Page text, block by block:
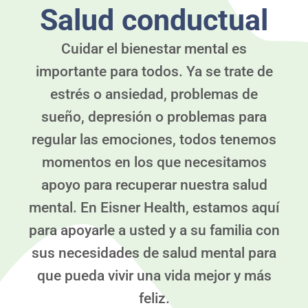
Salud conductual
Cuidar el bienestar mental es
importante para todos. Ya se trate de
estrés o ansiedad, problemas de
sueño, depresión o problemas para
regular las emociones, todos tenemos
momentos en los que necesitamos
apoyo para recuperar nuestra salud
mental. En Eisner Health, estamos aquí
para apoyarle a usted y a su familia con
sus necesidades de salud mental para
que pueda vivir una vida mejor y más
feliz.